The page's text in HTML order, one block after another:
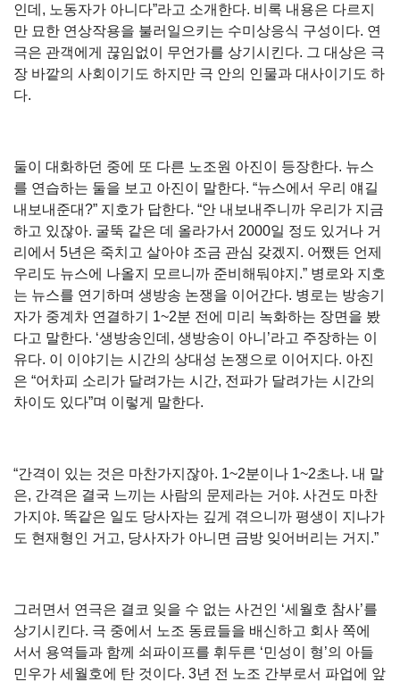
인데, 노동자가 아니다”라고 소개한다. 비록 내용은 다르지
만 묘한 연상작용을 불러일으키는 수미상응식 구성이다. 연
극은 관객에게 끊임없이 무언가를 상기시킨다. 그 대상은 극
장 바깥의 사회이기도 하지만 극 안의 인물과 대사이기도 하
다.
둘이 대화하던 중에 또 다른 노조원 아진이 등장한다. 뉴스
를 연습하는 둘을 보고 아진이 말한다. “뉴스에서 우리 얘길
내보내준대?” 지호가 답한다. “안 내보내주니까 우리가 지금
하고 있잖아. 굴뚝 같은 데 올라가서 2000일 정도 있거나 거
리에서 5년은 죽치고 살아야 조금 관심 갖겠지. 어쨌든 언제
우리도 뉴스에 나올지 모르니까 준비해둬야지.” 병로와 지호
는 뉴스를 연기하며 생방송 논쟁을 이어간다. 병로는 방송기
자가 중계차 연결하기 1~2분 전에 미리 녹화하는 장면을 봤
다고 말한다. ‘생방송인데, 생방송이 아니’라고 주장하는 이
유다. 이 이야기는 시간의 상대성 논쟁으로 이어지다. 아진
은 “어차피 소리가 달려가는 시간, 전파가 달려가는 시간의
차이도 있다”며 이렇게 말한다.
“간격이 있는 것은 마찬가지잖아. 1~2분이나 1~2초나. 내 말
은, 간격은 결국 느끼는 사람의 문제라는 거야. 사건도 마찬
가지야. 똑같은 일도 당사자는 깊게 겪으니까 평생이 지나가
도 현재형인 거고, 당사자가 아니면 금방 잊어버리는 거지.”
그러면서 연극은 결코 잊을 수 없는 사건인 ‘세월호 참사’를
상기시킨다. 극 중에서 노조 동료들을 배신하고 회사 쪽에
서서 용역들과 함께 쇠파이프를 휘두른 ‘민성이 형’의 아들
민우가 세월호에 탄 것이다. 3년 전 노조 간부로서 파업에 앞